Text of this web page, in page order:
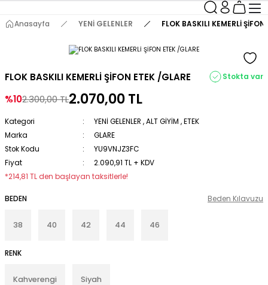
Anasayfa YENİ GELENLER FLOK BASKILI KEMERLİ
FLOK BASKILI KEMERLİ ŞİFON ETEK /GLARE Stokta var
%102.300,00 TL2.070,00 TL
Kategori YENİ GELENLER ,ALT GİYİM ,ETEK
Marka
GLARE
Stok Kodu
YU9VNJZ3FC
Fiyat
2.090,91 TL + KDV
*214,81 TL den başlayan taksitlerle!
BEDEN
38 40 42 44 46
RENK
Kahverengi Siyah
Beden Kılavuzu